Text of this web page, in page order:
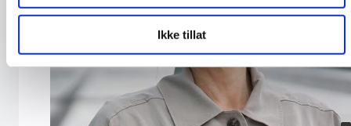
Ikke tillat